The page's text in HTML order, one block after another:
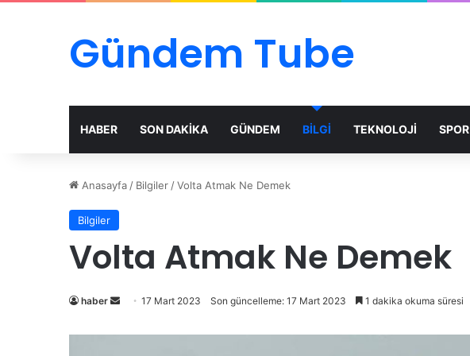
Gündem Tube
HABER SON DAKİKA GÜNDEM BİLGİ TEKNOLOJİ SPOR
Anasayfa / Bilgiler /Volta Atmak Ne Demek
Bilgiler
Volta Atmak Ne Demek
haber
Bir
posta
17 Mart 2023 Son güncelleme: 17 Mart 2023 1 dakika okuma süresi